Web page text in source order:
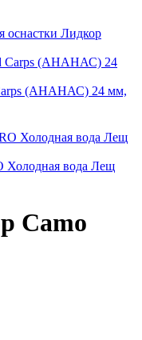
оснастки Лидкор
(АНАНАС) 24 мм,
Холодная вода Лещ
Camo